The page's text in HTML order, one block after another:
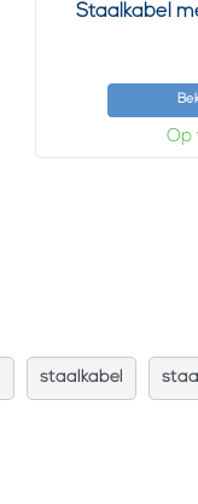
Staalkabel
Op
staalkabel